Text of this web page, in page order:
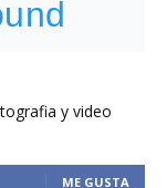
ME GUSTA